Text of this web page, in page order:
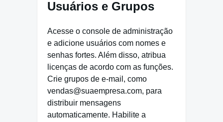
Usuários e Grupos
Acesse o console de administração
e adicione usuários com nomes e
senhas fortes. Além disso, atribua
licenças de acordo com as funções.
Crie grupos de e-mail, como
vendas@suaempresa.com, para
distribuir mensagens
automaticamente. Habilite a